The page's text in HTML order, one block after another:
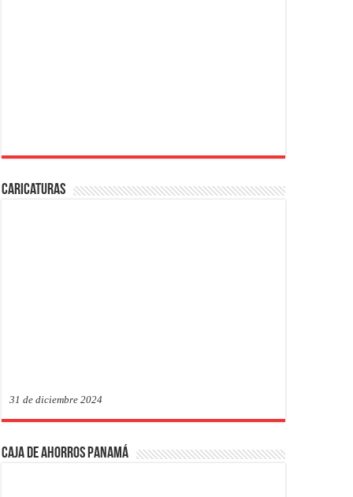
Caricaturas
31 de diciembre 2024
Caja de Ahorros Panamá